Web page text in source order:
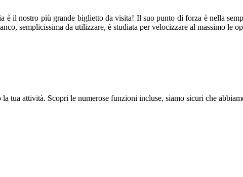
il nostro più grande biglietto da visita! Il suo punto di forza è nella
semplicissima da utilizzare, è studiata per velocizzare al massimo le
tua attività. Scopri le numerose funzioni incluse, siamo sicuri che